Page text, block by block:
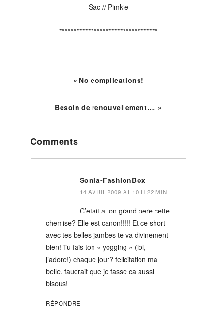
Sac // Pimkie
**********************************
« No complications!
Besoin de renouvellement…. »
Interactions
Comments
Sonia-FashionBox
14 AVRIL 2009 AT 10 H 22 MIN
C’etait a ton grand pere cette
chemise? Elle est canon!!!!! Et ce short
avec tes belles jambes te va divinement
bien! Tu fais ton « yogging » (lol,
j’adore!) chaque jour? felicitation ma
belle, faudrait que je fasse ca aussi!
bisous!
RÉPONDRE